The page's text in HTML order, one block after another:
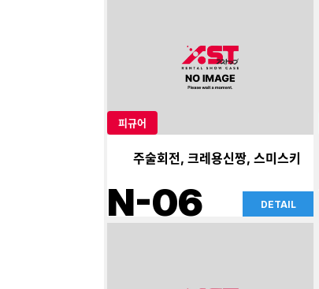
피규어
주술회전, 크레용신짱, 스미스키
N-06 DETAIL